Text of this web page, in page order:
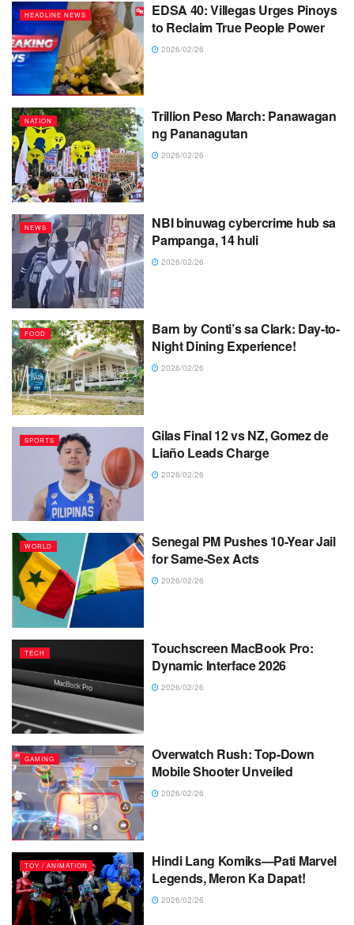
HEADLINE NEWS
EDSA 40: Villegas Urges Pinoys
to Reclaim True People Power
2026/02/26
NATION
Trillion Peso March: Panawagan
ng Pananagutan
2026/02/26
NEWS
NBI binuwag cybercrime hub sa
Pampanga, 14 huli
2026/02/26
FOOD
Barn by Conti’s sa Clark: Day-to-
Night Dining Experience!
2026/02/26
SPORTS
Gilas Final 12 vs NZ, Gomez de
Liaño Leads Charge
2026/02/26
WORLD
Senegal PM Pushes 10-Year Jail
for Same-Sex Acts
2026/02/26
TECH
Touchscreen MacBook Pro:
Dynamic Interface 2026
2026/02/26
GAMING
Overwatch Rush: Top-Down
Mobile Shooter Unveiled
2026/02/26
TOY / ANIMATION
Hindi Lang Komiks—Pati Marvel
Legends, Meron Ka Dapat!
2026/02/26